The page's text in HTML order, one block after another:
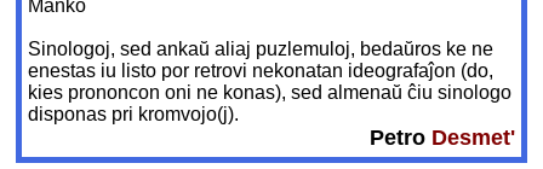
Manko
Sinologoj, sed ankaŭ aliaj puzlemuloj, bedaŭros ke ne
enestas iu listo por retrovi nekonatan ideografaĵon (do,
kies prononcon oni ne konas), sed almenaŭ ĉiu sinologo
disponas pri kromvojo(j).
Petro Desmet'